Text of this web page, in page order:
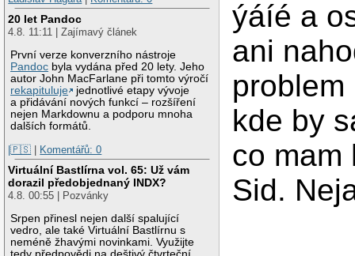
20 let Pandoc
4.8. 11:11 | Zajímavý článek
První verze konverzního nástroje
Pandoc byla vydána před 20 lety. Jeho
autor John MacFarlane při tomto výročí
rekapituluje
jednotlivé etapy vývoje
a přidávání nových funkcí – rozšíření
nejen Markdownu a podporu mnoha
dalších formátů.
|🇵🇸 | Komentářů: 0
Virtuální Bastlírna vol. 65: Už vám
dorazil předobjednaný INDX?
4.8. 00:55 | Pozvánky
Srpen přinesl nejen další spalující
vedro, ale také Virtuální Bastlírnu s
neméně žhavými novinkami. Využijte
ýáíé a
ani
kde by
co mam
Sid.